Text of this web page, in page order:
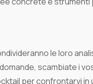
le loro
scambiate i
per confrontarvi